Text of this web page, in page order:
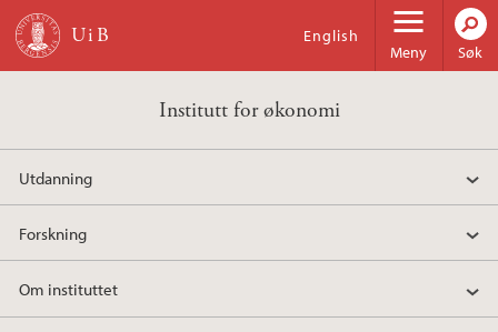
Hopp til hovedinnhold
Meny
English
Søk
Institutt for økonomi
Utdanning
Forskning
Om instituttet